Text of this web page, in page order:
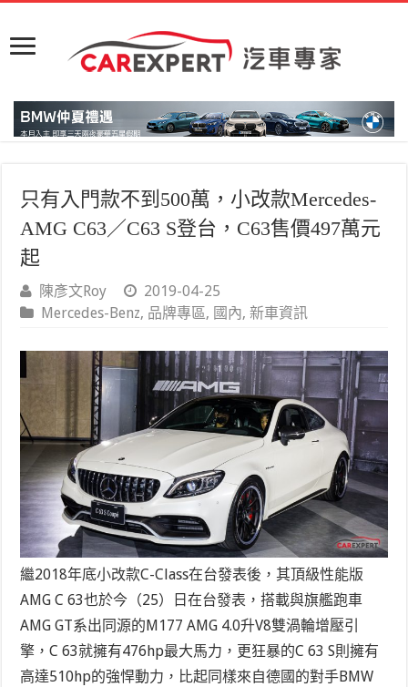
只有入門款不到500萬，小改款Mercedes-
AMG C63／C63 S登台，C63售價497萬元
起
陳彥文Roy
2019-04-25
Mercedes-Benz, 品牌專區, 國內,新車資訊
繼2018年底小改款C-Class在台發表後，其頂級性能版
AMG C 63也於今（25）日在台發表，搭載與旗艦跑車
AMG GT系出同源的M177 AMG 4.0升V8雙渦輪增壓引
擎，C 63就擁有476hp最大馬力，更狂暴的C 63 S則擁有
高達510hp的強悍動力，比起同樣來自德國的對手BMW